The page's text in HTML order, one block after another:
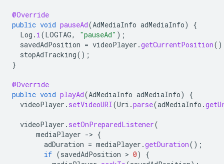
@Override
public void pauseAd(AdMediaInfo adMediaInfo)
{
Log . i(LOGTAG, "pauseAd" );
savedAdPosition = videoPlayer .getCurrentPosition
stopAdTracking();
}
@Override
public void playAd(AdMediaInfo adMediaInfo)
{
videoPlayer . setVideoURI(Uri .parse(adMediaInfo .
videoPlayer . setOnPreparedListener(
mediaPlayer -> {
adDuration = mediaPlayer .getDuration();
if (savedAdPosition > 0)
{